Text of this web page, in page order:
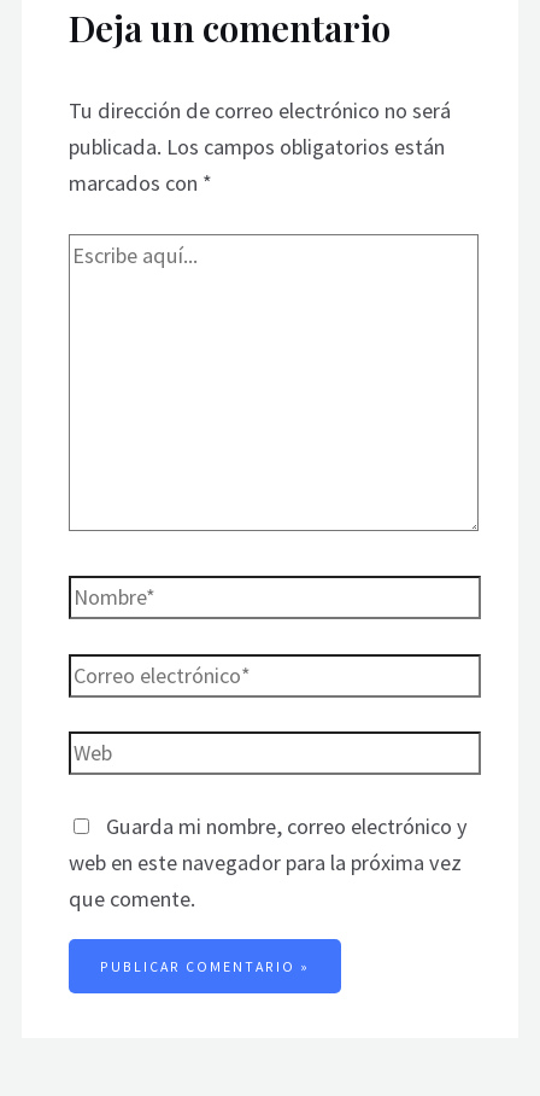
Deja un comentario
Tu dirección de correo electrónico no será
publicada. Los campos obligatorios están
marcados con *
Guarda mi nombre, correo electrónico y
web en este navegador para la próxima vez
que comente.